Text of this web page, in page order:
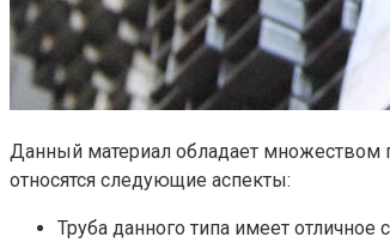
Данный материал обладает множеством
относятся следующие аспекты:
Труба данного типа имеет